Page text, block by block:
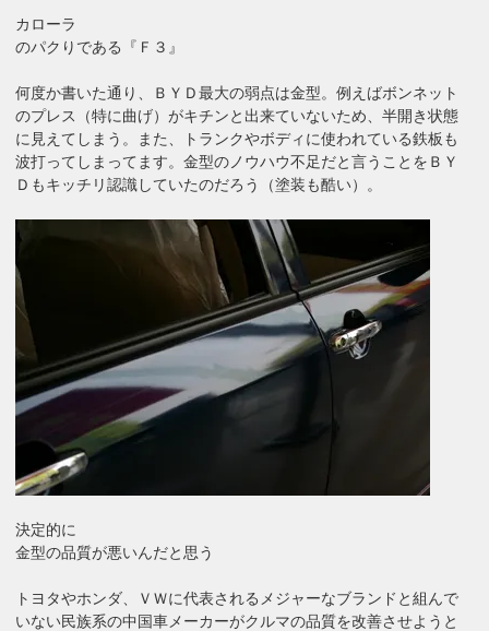
カローラ
のパクりである『Ｆ３』
何度か書いた通り、ＢＹＤ最大の弱点は金型。例えばボンネット
のプレス（特に曲げ）がキチンと出来ていないため、半開き状態
に見えてしまう。また、トランクやボディに使われている鉄板も
波打ってしまってます。金型のノウハウ不足だと言うことをＢＹ
Ｄもキッチリ認識していたのだろう（塗装も酷い）。
決定的に
金型の品質が悪いんだと思う
トヨタやホンダ、ＶＷに代表されるメジャーなブランドと組んで
いない民族系の中国車メーカーがクルマの品質を改善させようと